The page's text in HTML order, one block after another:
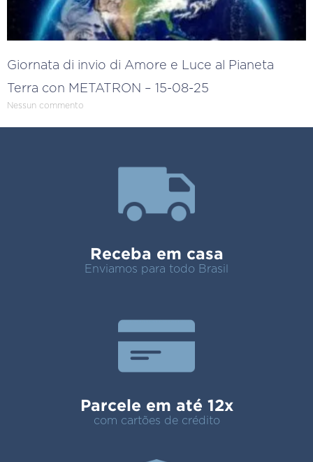
Giornata di invio di Amore e Luce al Pianeta
Terra con METATRON – 15-08-25
Nessun commento
Receba em casa
Enviamos para todo Brasil
Parcele em até 12x
com cartões de crédito